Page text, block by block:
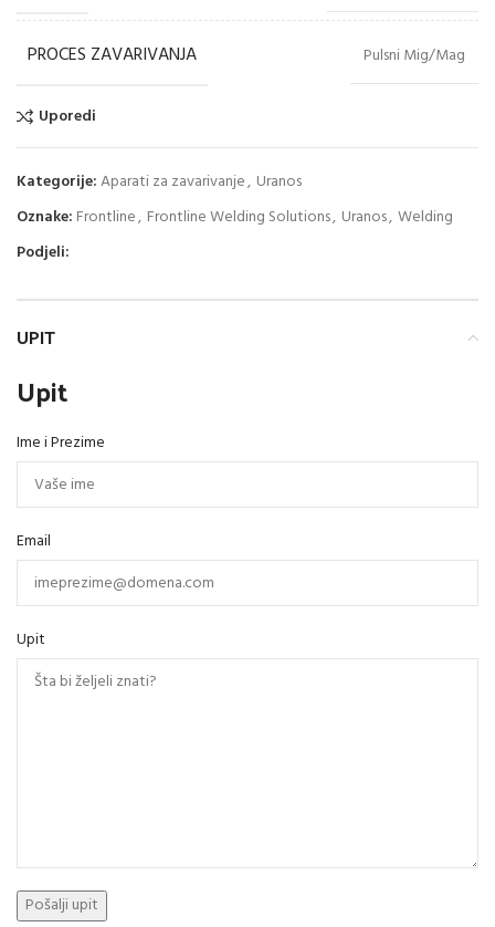
PROCES ZAVARIVANJA Pulsni Mig/Mag
Uporedi
Kategorije:Aparati za zavarivanje, Uranos
Oznake: Frontline, Frontline Welding Solutions, Uranos, Welding
Podjeli:
UPIT
Upit
Ime i Prezime
Email
Upit